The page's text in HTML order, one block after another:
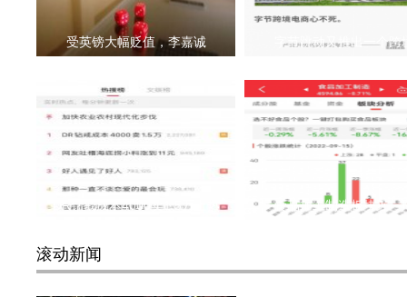
受英镑大幅贬值，李嘉诚 字节跳动又推出一个跨
DR钻戒成本4000卖1.5万上热 食品加工制造板块近一
滚动新闻